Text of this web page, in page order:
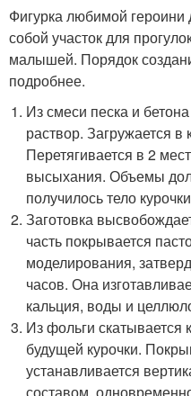
Фигурка любимой героини
собой участок для
малышей. Порядок
подробнее.
Из смеси песка и
раствор. Загружается в
Перетягивается в 2
высыхания. Объемы
получилось тело
Заготовка
часть покрывается
моделирования,
часов. Она
кальция, воды и
Из фольги скатывается
будущей курочки.
устанавливается
составом,